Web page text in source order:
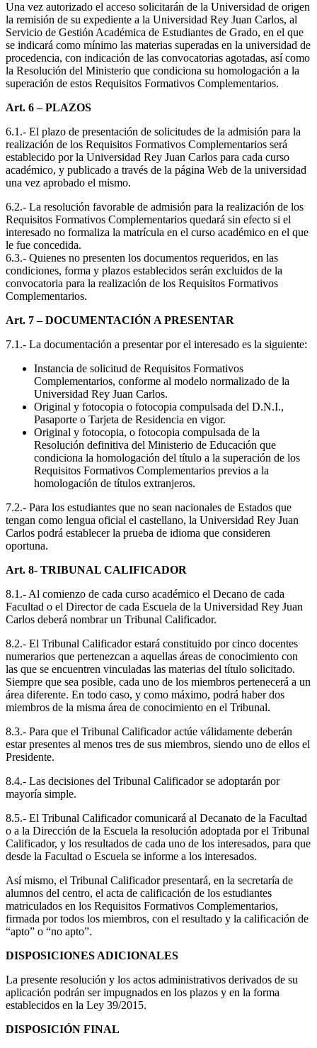
Una vez autorizado el acceso solicitarán de la Universidad de origen
la remisión de su expediente a la Universidad Rey Juan Carlos, al
Servicio de Gestión Académica de Estudiantes de Grado, en el que
se indicará como mínimo las materias superadas en la universidad de
procedencia, con indicación de las convocatorias agotadas, así como
la Resolución del Ministerio que condiciona su homologación a la
superación de estos Requisitos Formativos Complementarios.
Art. 6 – PLAZOS
6.1.- El plazo de presentación de solicitudes de la admisión para la
realización de los Requisitos Formativos Complementarios será
establecido por la Universidad Rey Juan Carlos para cada curso
académico, y publicado a través de la página Web de la universidad
una vez aprobado el mismo.
6.2.- La resolución favorable de admisión para la realización de los
Requisitos Formativos Complementarios quedará sin efecto si el
interesado no formaliza la matrícula en el curso académico en el que
le fue concedida.
6.3.- Quienes no presenten los documentos requeridos, en las
condiciones, forma y plazos establecidos serán excluidos de la
convocatoria para la realización de los Requisitos Formativos
Complementarios.
Art. 7 – DOCUMENTACIÓN A PRESENTAR
7.1.- La documentación a presentar por el interesado es la siguiente:
Instancia de solicitud de Requisitos Formativos
Complementarios, conforme al modelo normalizado de la
Universidad Rey Juan Carlos.
Original y fotocopia o fotocopia compulsada del D.N.I.,
Pasaporte o Tarjeta de Residencia en vigor.
Original y fotocopia, o fotocopia compulsada de la
Resolución definitiva del Ministerio de Educación que
condiciona la homologación del título a la superación de los
Requisitos Formativos Complementarios previos a la
homologación de títulos extranjeros.
7.2.- Para los estudiantes que no sean nacionales de Estados que
tengan como lengua oficial el castellano, la Universidad Rey Juan
Carlos podrá establecer la prueba de idioma que consideren
oportuna.
Art. 8- TRIBUNAL CALIFICADOR
8.1.- Al comienzo de cada curso académico el Decano de cada
Facultad o el Director de cada Escuela de la Universidad Rey Juan
Carlos deberá nombrar un Tribunal Calificador.
8.2.- El Tribunal Calificador estará constituido por cinco docentes
numerarios que pertenezcan a aquellas áreas de conocimiento con
las que se encuentren vinculadas las materias del título solicitado.
Siempre que sea posible, cada uno de los miembros pertenecerá a un
área diferente. En todo caso, y como máximo, podrá haber dos
miembros de la misma área de conocimiento en el Tribunal.
8.3.- Para que el Tribunal Calificador actúe válidamente deberán
estar presentes al menos tres de sus miembros, siendo uno de ellos el
Presidente.
8.4.- Las decisiones del Tribunal Calificador se adoptarán por
mayoría simple.
8.5.- El Tribunal Calificador comunicará al Decanato de la Facultad
o a la Dirección de la Escuela la resolución adoptada por el Tribunal
Calificador, y los resultados de cada uno de los interesados, para que
desde la Facultad o Escuela se informe a los interesados.
Así mismo, el Tribunal Calificador presentará, en la secretaría de
alumnos del centro, el acta de calificación de los estudiantes
matriculados en los Requisitos Formativos Complementarios,
firmada por todos los miembros, con el resultado y la calificación de
“apto” o “no apto”.
DISPOSICIONES ADICIONALES
La presente resolución y los actos administrativos derivados de su
aplicación podrán ser impugnados en los plazos y en la forma
establecidos en la Ley 39/2015.
DISPOSICIÓN FINAL